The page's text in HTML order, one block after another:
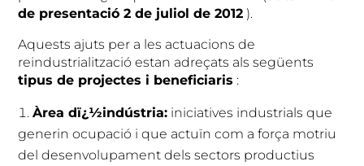
de presentació 2 de juliol de 2012 ).
Aquests ajuts per a les actuacions de
reindustrialització estan adreçats als següents
tipus de projectes i beneficiaris :
Àrea dï¿½indústria: iniciatives industrials que
generin ocupació i que actuïn com a força motriu
del desenvolupament dels sectors productius